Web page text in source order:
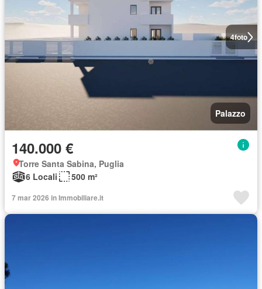
4foto
Palazzo
140.000 €
Torre Santa Sabina, Puglia
6 Locali
500 m²
7 mar 2026 in Immobiliare.it